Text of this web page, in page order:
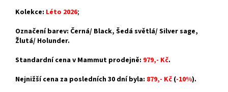
Kolekce: Léto 2026;
Označení barev: Černá/ Black, Šedá světlá/ Silver sage,
Žlutá/ Holunder.
Standardní cena v Mammut prodejně: 979,- Kč.
Nejnižší cena za posledních 30 dní byla: 879,- Kč (-10%).